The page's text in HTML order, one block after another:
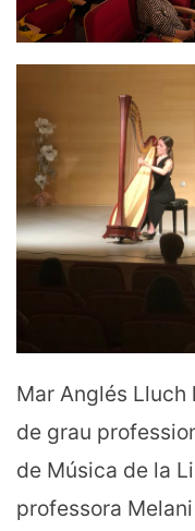
Mar Anglés
de grau
de Música de la
professora